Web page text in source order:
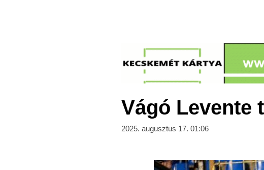
Vágó Levente
2025. augusztus 17. 01:06